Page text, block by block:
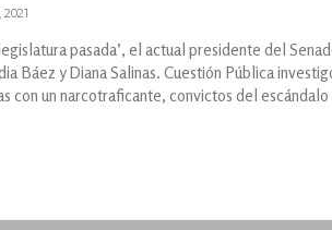
pasada’, el actual presidente del
Báez y Diana Salinas. ​​Cuestión Pública
con un narcotraficante, convictos del